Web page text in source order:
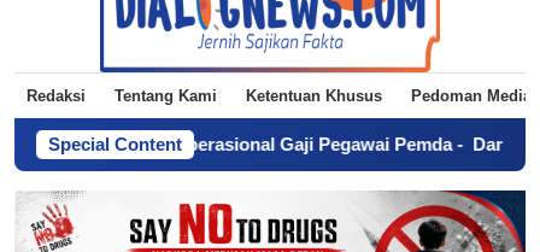
Redaksi Tentang Kami Ketentuan Khusus Pedoman Media
Special Content
Solusi Operasional Gaji Pegawai Pemda- Dari Kegagalan